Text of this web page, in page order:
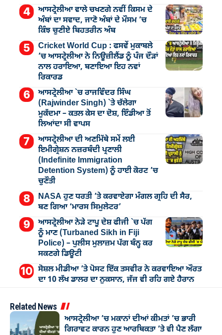
ਆਸਟ੍ਰੇਲੀਆ ਵਾਲੇ ਚਖਣਗੇ ਨਵੀਂ ਕਿਸਮ ਦੇ
ਅੰਬਾਂ ਦਾ ਸਵਾਦ, ਜਾਣੋ ਅੰਬਾਂ ਦੇ ਮੌਸਮ ’ਚ
ਕਿੰਝ ਚੁਣੀਏ ਬਿਹਤਰੀਨ ਅੰਬ
Cricket World Cup : ਫਸਵੇਂ ਮੁਕਾਬਲੇ
’ਚ ਆਸਟ੍ਰੇਲੀਆ ਨੇ ਨਿਊਜ਼ੀਲੈਂਡ ਨੂੰ ਪੰਜ ਦੌੜਾਂ
ਨਾਲ ਹਰਾਇਆ, ਬਣਾਇਆ ਇਹ ਨਵਾਂ
ਰਿਕਾਰਡ
ਆਸਟ੍ਰੇਲੀਆ `ਚ ਰਾਜਵਿੰਦਰ ਸਿੰਘ
(Rajwinder Singh) `ਤੇ ਚੱਲੇਗਾ
ਮੁੁਕੱਦਮਾ – ਕਤਲ ਕੇਸ ਦਾ ਦੋਸ਼, ਇੰਡੀਆ ਤੋਂ
ਲਿਆਂਦਾ ਸੀ ਵਾਪਸ
ਆਸਟ੍ਰੇਲੀਆ ਦੀ ਅਣਮਿੱਥੇ ਸਮੇਂ ਲਈ
ਇਮੀਗ੍ਰੇਸ਼ਨ ਨਜ਼ਰਬੰਦੀ ਪ੍ਰਣਾਲੀ
(Indefinite Immigration
Detention System) ਨੂੰ ਹਾਈ ਕੋਰਟ ’ਚ
ਚੁਣੌਤੀ
NASA ਹੁਣ ਧਰਤੀ ’ਤੇ ਕਰਵਾਏਗਾ ਮੰਗਲ ਗ੍ਰਹਿ ਦੀ ਸੈਰ,
ਬਣ ਗਿਆ ‘ਮਾਰਸ ਸਿਮੁਲੇਟਰ’
ਆਸਟ੍ਰੇਲੀਆ ਨੇੜੇ ਟਾਪੂ ਦੇਸ਼ ਫੀਜੀ `ਚ ਪੱਗ
ਨੂੰ ਮਾਣ (Turbaned Sikh in Fiji
Police) – ਪੁਲੀਸ ਮੁਲਾਜ਼ਮ ਪੱਗ ਬੰਨ੍ਹ ਕਰ
ਸਕਣਗੇ ਡਿਊਟੀ
ਸੋਸ਼ਲ ਮੀਡੀਆ ’ਤੇ ਪੋਸਟ ਇੱਕ ਤਸਵੀਰ ਨੇ ਕਰਵਾਇਆ ਔਰਤ
ਦਾ 10 ਲੱਖ ਡਾਲਰ ਦਾ ਨੁਕਸਾਨ, ਜੱਜ ਵੀ ਰਹਿ ਗਏ ਹੈਰਾਨ
Related News
ਆਸਟ੍ਰੇਲੀਆ ’ਚ ਮਕਾਨਾਂ ਦੀਆਂ ਕੀਮਤਾਂ ’ਚ ਭਾਰੀ
ਗਿਰਾਵਟ ਕਾਰਨ ਹੁਣ ਆਰਥਿਕਤਾ ’ਤੇ ਵੀ ਪੈਣ ਲੱਗਾ